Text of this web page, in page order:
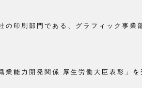
の印刷部門である、グラフィック事業
業能力開発関係 厚生労働大臣表彰」を